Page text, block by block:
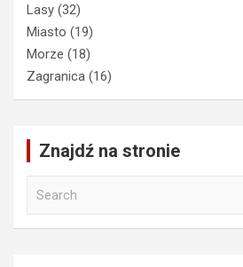
Lasy (32)
Miasto (19)
Morze (18)
Zagranica (16)
Znajdź na stronie